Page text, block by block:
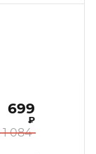
1 084
699
₽